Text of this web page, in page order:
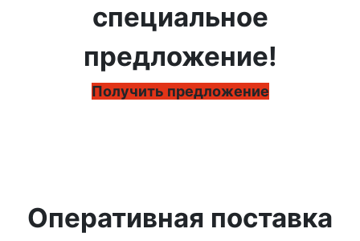
специальное
предложение!
Получить предложение
Оперативная поставка